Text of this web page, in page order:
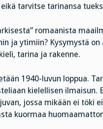
tarvitse tarinansa
romaanista
ja ytimiin? Kysymystä
tarina ja rakenne.
1940-luvun loppua.
kielellisen
jossa mikään ei töki
kuormaa